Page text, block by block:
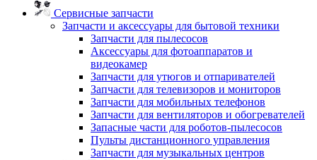
Сервисные запчасти
Запчасти и аксессуары для бытовой техники
Запчасти для пылесосов
Аксессуары для фотоаппаратов и
видеокамер
Запчасти для утюгов и отпаривателей
Запчасти для телевизоров и мониторов
Запчасти для мобильных телефонов
Запчасти для вентиляторов и обогревателей
Запасные части для роботов-пылесосов
Пульты дистанционного управления
Запчасти для музыкальных центров